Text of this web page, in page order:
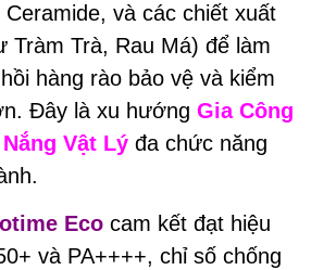
Ceramide, và các chiết xuất
Tràm Trà, Rau Má) để làm
hàng rào bảo vệ và kiểm
Đây là xu hướng Gia Công
Vật Lý đa chức năng
Eco cam kết đạt hiệu
và PA++++, chỉ số chống